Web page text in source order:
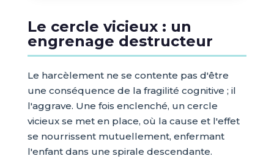
Le cercle vicieux : un
engrenage destructeur
Le harcèlement ne se contente pas d'être
une conséquence de la fragilité cognitive ; il
l'aggrave. Une fois enclenché, un cercle
vicieux se met en place, où la cause et l'effet
se nourrissent mutuellement, enfermant
l'enfant dans une spirale descendante.